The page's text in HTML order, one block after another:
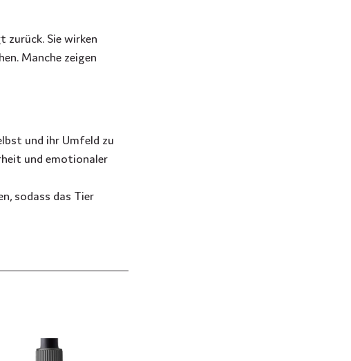
zurück. Sie wirken
Manche zeigen
und ihr Umfeld zu
und emotionaler
sodass das Tier